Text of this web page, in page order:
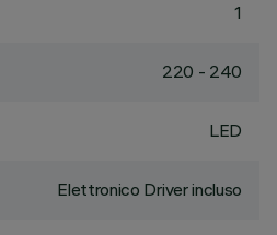
1
220 - 240
LED
Elettronico Driver incluso